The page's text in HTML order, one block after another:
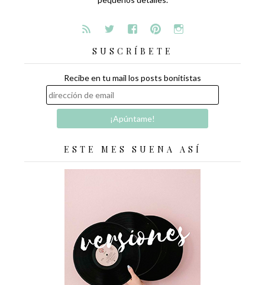
SUSCRÍBETE
Recibe en tu mail los posts bonitistas
ESTE MES SUENA ASÍ